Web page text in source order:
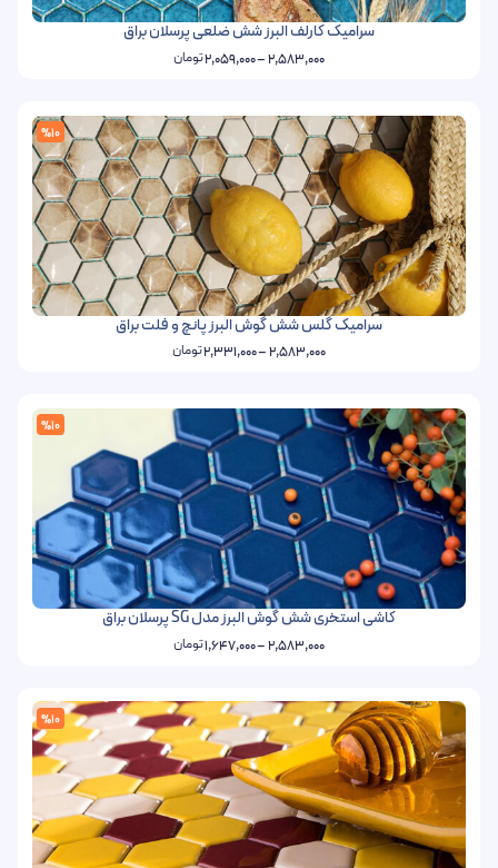
سرامیک کارلف البرز شش ضلعی پرسلان براق
2,583,000
–
2,059,000تومان
%10
سرامیک گلس شش گوش البرز پانچ و فلت براق
2,583,000
–
2,331,000تومان
%10
کاشی استخری شش گوش البرز مدل SG پرسلان براق
2,583,000
–
1,647,000تومان
%10